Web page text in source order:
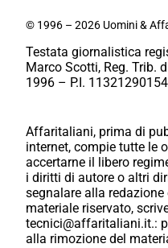
© 1996 – 2026 Uomini &
Testata giornalistica
Marco Scotti, Reg. Trib.
1996 – P.I. 11321290154
Affaritaliani, prima di
internet, compie tutte le
accertarne il libero
i diritti di autore o altri
segnalare alla redazione
materiale riservato,
tecnici@affaritaliani.it.:
alla rimozione del